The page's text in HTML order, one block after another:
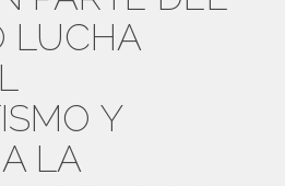
LUCHA
Y
LA